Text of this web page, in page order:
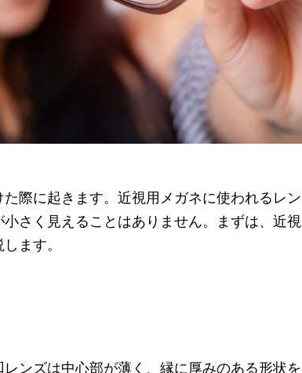
際に起きます。近視用メガネに使われるレン
さく見えることはありません。まずは、近視
ます。
ンズは中心部が薄く、縁に厚みのある形状を